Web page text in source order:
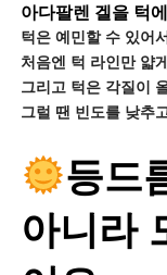
아다팔렌 겔을 턱
턱은 예민할 수 있어
처음엔 턱 라인만 얇
그리고 턱은 각질이
그럴 땐 빈도를 낮추
등드
아니라